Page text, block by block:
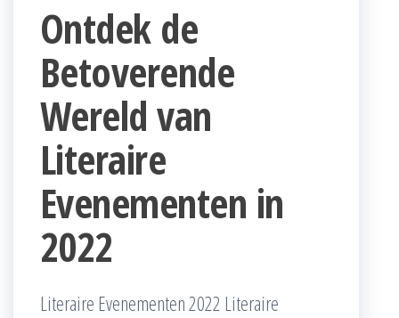
Ontdek de
Betoverende
Wereld van
Literaire
Evenementen in
2022
Literaire Evenementen 2022 Literaire